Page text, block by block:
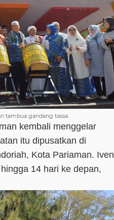
tambua gandang tassa.
kembali menggelar
itu dipusatkan di
Kota Pariaman. Iven
14 hari ke depan,